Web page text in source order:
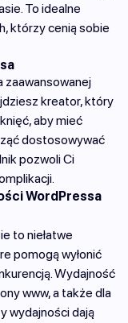
To idealne
którzy cenią sobie
zaawansowanej
kreator, który
aby mieć
dostosowywać
pozwoli Ci
WordPressa
to niełatwe
pomogą wyłonić
Wydajność
www, a także dla
wydajności dają